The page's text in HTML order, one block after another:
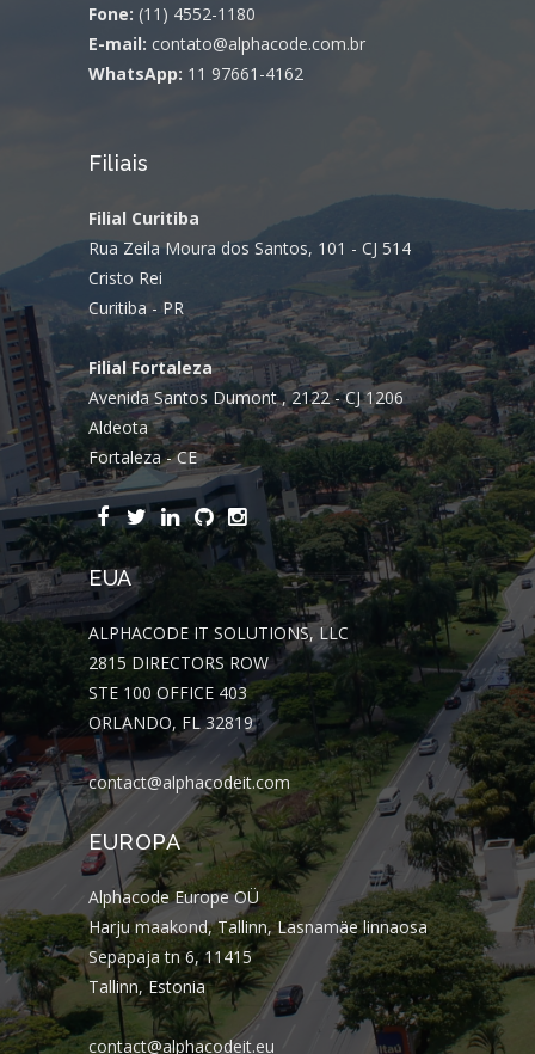
Fone: (11) 4552-1180
E-mail: contato@alphacode.com.br
WhatsApp: 11 97661-4162
Filiais
Filial Curitiba
Rua Zeila Moura dos Santos, 101 - CJ 514
Cristo Rei
Curitiba - PR
Filial Fortaleza
Avenida Santos Dumont , 2122 - CJ 1206
Aldeota
Fortaleza - CE
EUA
ALPHACODE IT SOLUTIONS, LLC
2815 DIRECTORS ROW
STE 100 OFFICE 403
ORLANDO, FL 32819
contact@alphacodeit.com
EUROPA
Alphacode Europe OÜ
Harju maakond, Tallinn, Lasnamäe linnaosa
Sepapaja tn 6, 11415
Tallinn, Estonia
contact@alphacodeit.eu